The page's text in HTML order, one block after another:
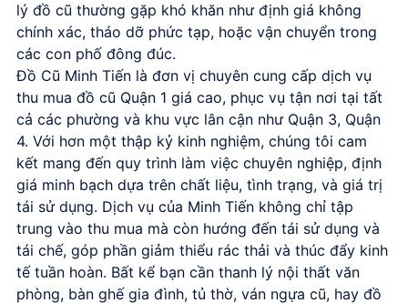
lý đồ cũ thường gặp khó khăn như định giá không
chính xác, tháo dỡ phức tạp, hoặc vận chuyển trong
các con phố đông đúc.
Đồ Cũ Minh Tiến là đơn vị chuyên cung cấp dịch vụ
thu mua đồ cũ Quận 1 giá cao, phục vụ tận nơi tại tất
cả các phường và khu vực lân cận như Quận 3, Quận
4. Với hơn một thập kỷ kinh nghiệm, chúng tôi cam
kết mang đến quy trình làm việc chuyên nghiệp, định
giá minh bạch dựa trên chất liệu, tình trạng, và giá trị
tái sử dụng. Dịch vụ của Minh Tiến không chỉ tập
trung vào thu mua mà còn hướng đến tái sử dụng và
tái chế, góp phần giảm thiểu rác thải và thúc đẩy kinh
tế tuần hoàn. Bất kể bạn cần thanh lý nội thất văn
phòng, bàn ghế gia đình, tủ thờ, ván ngựa cũ, hay đồ